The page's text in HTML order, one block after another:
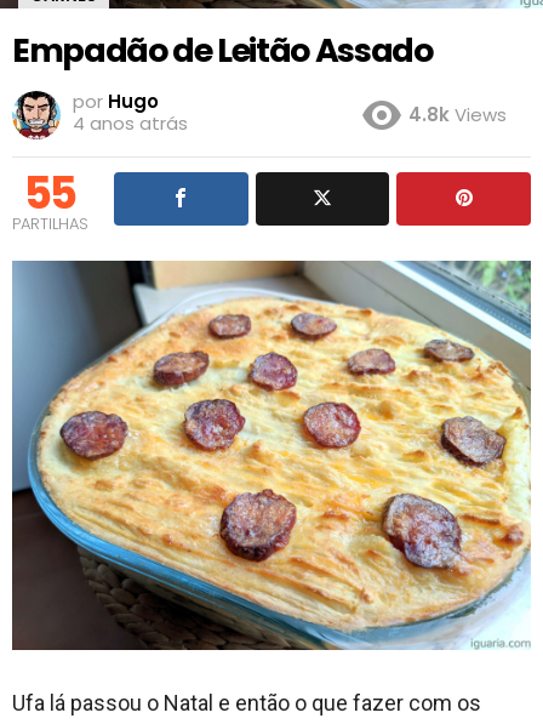
Empadão de Leitão Assado
por Hugo
4 anos atrás
4.8kViews
55
PARTILHAS
Ufa lá passou o Natal e então o que fazer com os